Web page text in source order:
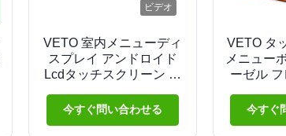
ビデオ
VETO 室内メニューディ
スプレイ アンドロイド
Lcdタッチスクリーン デ
展示ホール
今すぐ問い合わせる
VETO タ
メニュー
ーゼル
今すぐ